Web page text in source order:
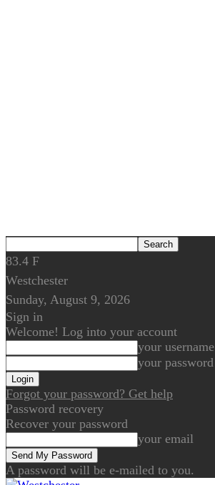
83.4 F
Westchester
Sunday, August 9, 2026
Sign in
Welcome! Log into your account
your username
your password
Forgot your password? Get help
Password recovery
Recover your password
your email
A password will be e-mailed to you.